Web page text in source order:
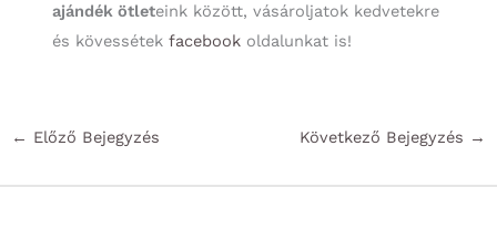
ajándék ötleteink között, vásároljatok kedvetekre
és kövessétek facebookoldalunkat is!
← Előző Bejegyzés Következő Bejegyzés →